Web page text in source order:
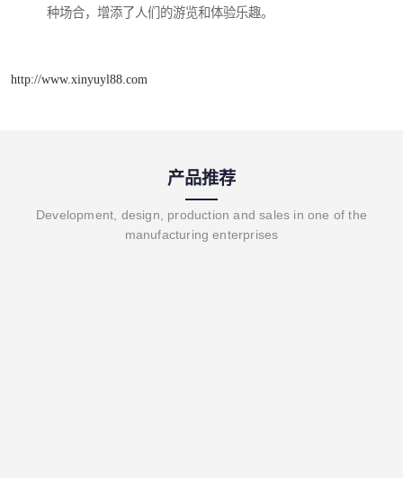
种场合，增添了人们的游览和体验乐趣。
http://www.xinyuyl88.com
产品推荐
Development, design, production and sales in one of the
manufacturing enterprises